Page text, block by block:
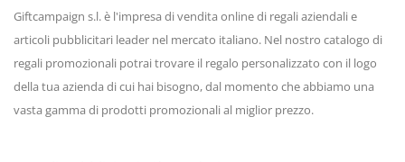
Giftcampaign s.l. è l'impresa di vendita online di regali aziendali e
articoli pubblicitari leader nel mercato italiano. Nel nostro catalogo di
regali promozionali potrai trovare il regalo personalizzato con il logo
della tua azienda di cui hai bisogno, dal momento che abbiamo una
vasta gamma di prodotti promozionali al miglior prezzo.